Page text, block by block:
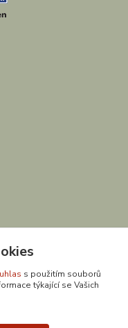
s použitím souborů
týkající se Vašich